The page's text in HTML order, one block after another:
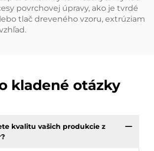
povrchovej úpravy, ako je tvrdé
tlač dreveného vzoru, extrúziam
kladené otázky
kvalitu vašich produkcie z